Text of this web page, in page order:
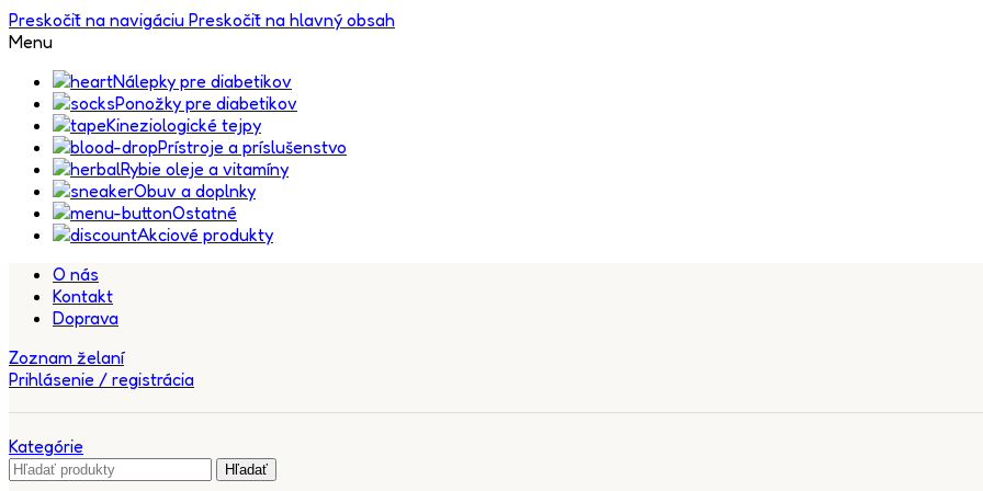
Preskočiť na navigáciu Preskočiť na hlavný obsah
Menu
Nálepky pre diabetikov
Ponožky pre diabetikov
Kineziologické tejpy
Prístroje a príslušenstvo
Rybie oleje a vitamíny
Obuv a doplnky
Ostatné
Akciové produkty
O nás
Kontakt
Doprava
Zoznam želaní
Prihlásenie / registrácia
Kategórie
Hľadať